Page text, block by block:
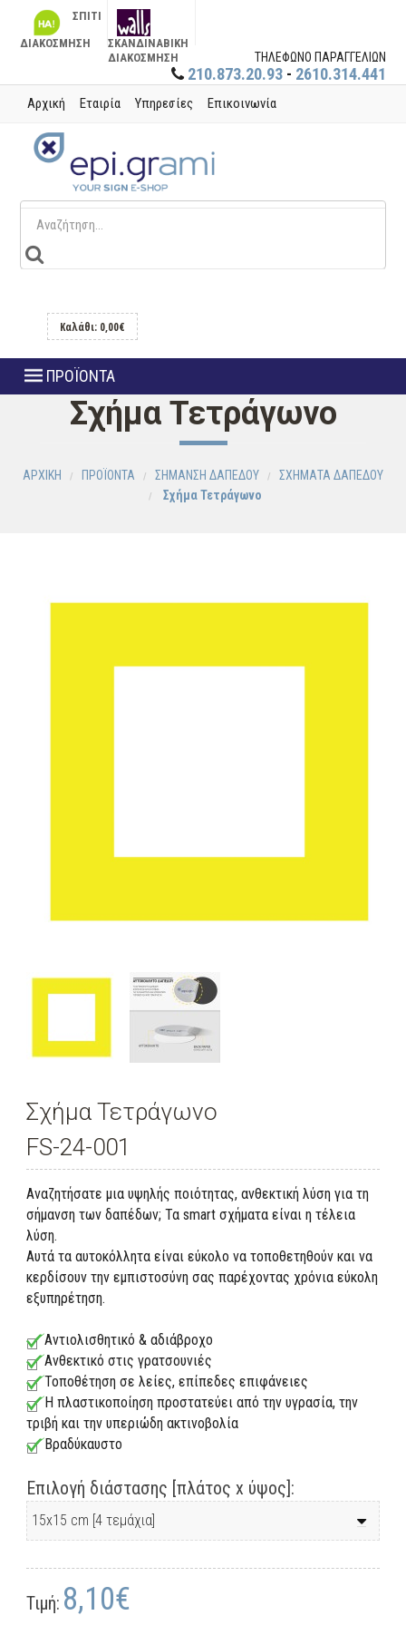
ΣΠΙΤΙ
ΔΙΑΚΟΣΜΗΣΗ
ΣΚΑΝΔΙΝΑΒΙΚΗ
ΔΙΑΚΟΣΜΗΣΗ
ΤΗΛΕΦΩΝΟ ΠΑΡΑΓΓΕΛΙΩΝ
210.873.20.93 - 2610.314.441
Αρχική Εταιρία Υπηρεσίες Επικοινωνία
Καλάθι: 0,00€
ΠΡΟΪΟΝΤΑ
Σχήμα Τετράγωνο
ΑΡΧΙΚΗ ΠΡΟΪΟΝΤΑ ΣΗΜΑΝΣΗ ΔΑΠΕΔΟΥ
ΣΧΗΜΑΤΑ ΔΑΠΕΔΟΥ
Σχήμα Τετράγωνο
Σχήμα Τετράγωνο
FS-24-001
Αναζητήσατε μια υψηλής ποιότητας, ανθεκτική λύση για τη
σήμανση των δαπέδων; Τα smart σχήματα είναι η τέλεια
λύση.
Αυτά τα αυτοκόλλητα είναι εύκολο να τοποθετηθούν και να
κερδίσουν την εμπιστοσύνη σας παρέχοντας χρόνια εύκολη
εξυπηρέτηση.
Αντιολισθητικό & αδιάβροχο
Ανθεκτικό στις γρατσουνιές
Τοποθέτηση σε λείες, επίπεδες επιφάνειες
Η πλαστικοποίηση προστατεύει από την υγρασία, την
τριβή και την υπεριώδη ακτινοβολία
Βραδύκαυστο
Επιλογή διάστασης [πλάτος x ύψος]:
Τιμή: 8,10€